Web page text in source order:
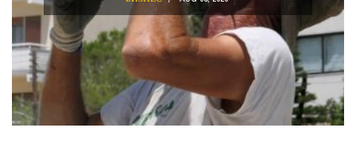
БИЗНЕС AUG 02, 2026